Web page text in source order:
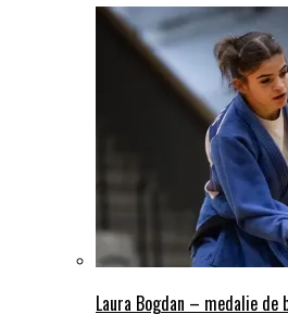
Laura Bogdan – medalie de